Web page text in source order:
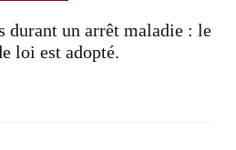
durant un arrêt maladie : le
loi est adopté.